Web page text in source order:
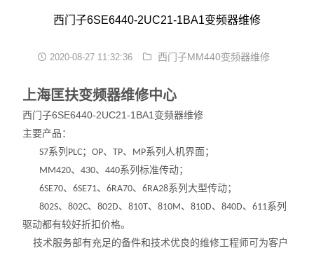
高压变频器维修
西门子变频器维修
西门子触摸屏维修
西门子伺服电机维修
西门子数控系统维修
西门子伺服驱动器维修
西门子6SE6440-2UC21-1BA1变频器维修
2020-08-27 11:32:36 西门子MM440变频器维修
上海匡扶变频器维修中心
西门子6SE6440-2UC21-1BA1变频器维修
主要产品：
S7系列 PLC；OP、TP、 MP系列人机界面；
MM420、430、440系列标准传动；
6SE70、6SE71、6RA70、6RA28系列大型传动；
802S、802C、802D、810T、810M、810D、840D、611系列
驱动都有较好折扣价格。
技术服务部有充足的备件和技术优良的维修工程师可为客户